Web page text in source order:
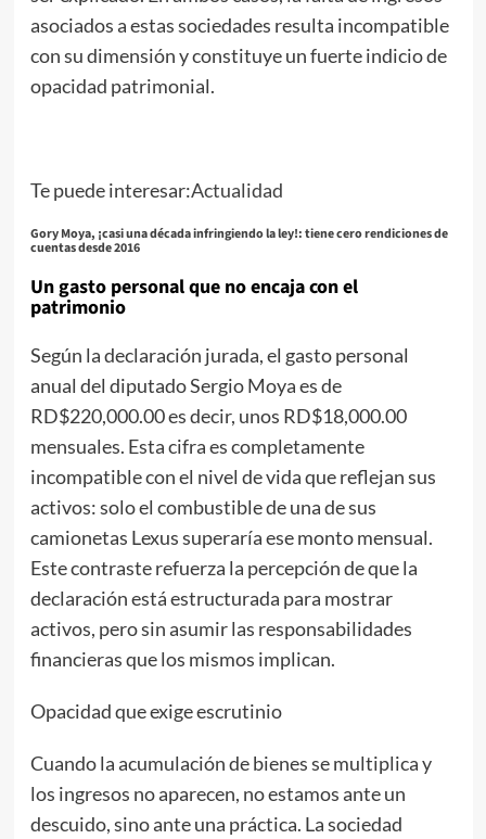
asociados a estas sociedades resulta incompatible
con su dimensión y constituye un fuerte indicio de
opacidad patrimonial.
Te puede interesar:Actualidad
Gory Moya, ¡casi una década infringiendo la ley!: tiene cero rendiciones de
cuentas desde 2016
Un gasto personal que no encaja con el
patrimonio
Según la declaración jurada, el gasto personal
anual del diputado Sergio Moya es de
RD$220,000.00 es decir, unos RD$18,000.00
mensuales. Esta cifra es completamente
incompatible con el nivel de vida que reflejan sus
activos: solo el combustible de una de sus
camionetas Lexus superaría ese monto mensual.
Este contraste refuerza la percepción de que la
declaración está estructurada para mostrar
activos, pero sin asumir las responsabilidades
financieras que los mismos implican.
Opacidad que exige escrutinio
Cuando la acumulación de bienes se multiplica y
los ingresos no aparecen, no estamos ante un
descuido, sino ante una práctica. La sociedad